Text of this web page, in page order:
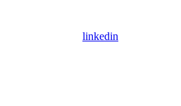
linkedin